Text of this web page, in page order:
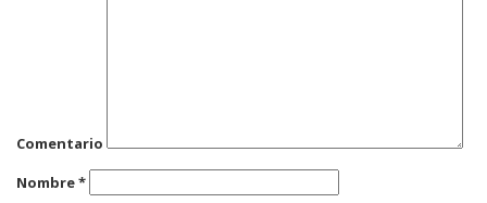
Comentario
Nombre*